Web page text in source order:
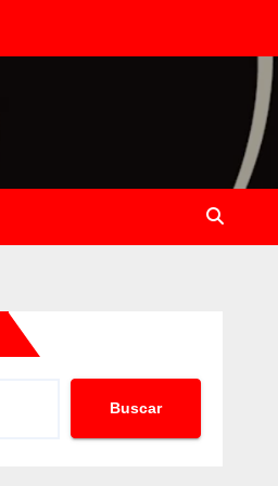
Buscar